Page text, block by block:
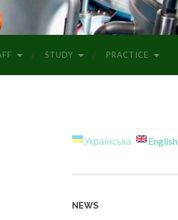
STUDY PRACTICE
Українська English
NEWS